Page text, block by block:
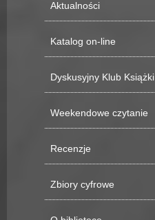
Aktualności
Katalog on-line
Dyskusyjny Klub Książki
Weekendowe czytanie
Recenzje
Zbiory cyfrowe